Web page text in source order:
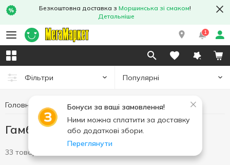
Безкоштовна доставка з Моршинська зі смаком!
Детальніше
1
Фільтри Популярні
Бонуси за ваші замовлення!
Ними можна сплатити за доставку
або додаткові збори.
Переглянути
Головна Кулінарія Гамбургери та сендвічі
Гамбургери та сендвічі
33 товари